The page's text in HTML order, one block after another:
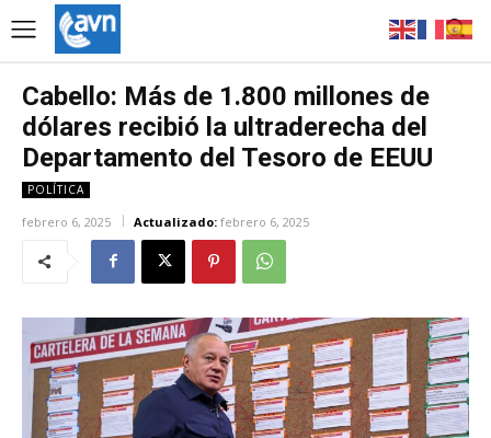
Cabello: Más de 1.800 millones de
dólares recibió la ultraderecha del
Departamento del Tesoro de EEUU
POLÍTICA
febrero 6, 2025 Actualizado: febrero 6, 2025